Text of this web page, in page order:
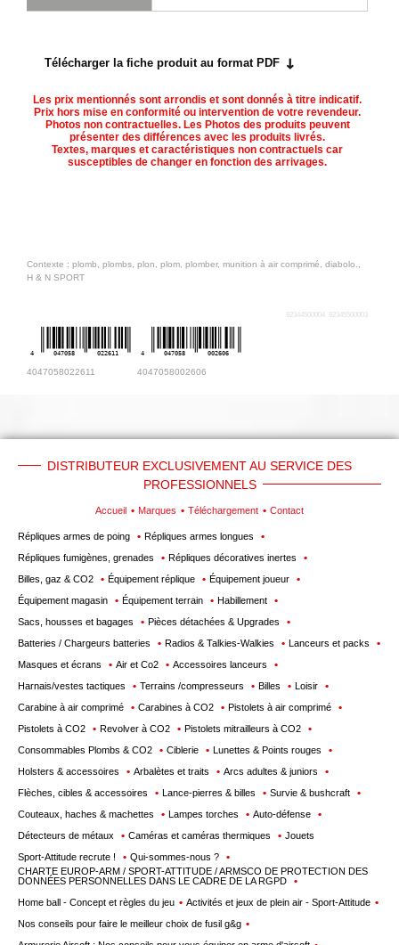
Télécharger la fiche produit au format PDF
Les prix mentionnés sont arrondis et sont donnés à titre indicatif.
Prix hors mise en conformité ou intervention de votre revendeur.
Photos non contractuelles. Les Photos des produits peuvent
présenter des différences avec les produits livrés.
Textes, marques et caractéristiques non contractuels car
susceptibles de changer en fonction des arrivages.
Contexte : plomb, plombs, plon, plom, plomber, munition à air comprimé, diabolo.,
H & N SPORT
92344500004 92345500003
4 047058 022611
4047058022611
4 047058 002606
4047058002606
DISTRIBUTEUR EXCLUSIVEMENT AU SERVICE DES
PROFESSIONNELS
Accueil Marques Téléchargement Contact
Répliques armes de poing
Répliques armes longues
Répliques fumigènes, grenades
Répliques décoratives inertes
Billes, gaz & CO2
Équipement réplique
Équipement joueur
Équipement magasin
Équipement terrain
Habillement
Sacs, housses et bagages
Pièces détachées & Upgrades
Batteries / Chargeurs batteries
Radios & Talkies-Walkies
Lanceurs et packs
Masques et écrans
Air et Co2
Accessoires lanceurs
Harnais/vestes tactiques
Terrains /compresseurs Billes
Loisir
Carabine à air comprimé
Carabines à CO2
Pistolets à air comprimé
Pistolets à CO2
Revolver à CO2
Pistolets mitrailleurs à CO2
Consommables Plombs & CO2
Ciblerie
Lunettes & Points rouges
Holsters & accessoires
Arbalètes et traits
Arcs adultes & juniors
Flèches, cibles & accessoires
Lance-pierres & billes
Survie & bushcraft
Couteaux, haches & machettes
Lampes torches
Auto-défense
Détecteurs de métaux
Caméras et caméras thermiques
Jouets
Sport-Attitude recrute !
Qui-sommes-nous ?
CHARTE EUROP-ARM / SPORT-ATTITUDE / ARMSCO DE PROTECTION DES
DONNÉES PERSONNELLES DANS LE CADRE DE LA RGPD
Home ball - Concept et règles du jeu
Activités et jeux de plein air - Sport-Attitude
Nos conseils pour faire le meilleur choix de fusil g&g